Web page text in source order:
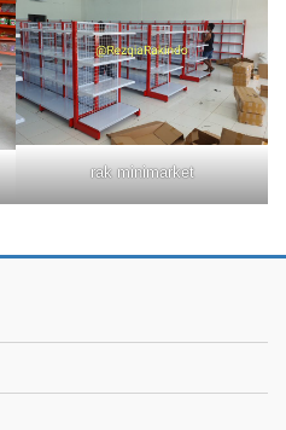
rak minimarket